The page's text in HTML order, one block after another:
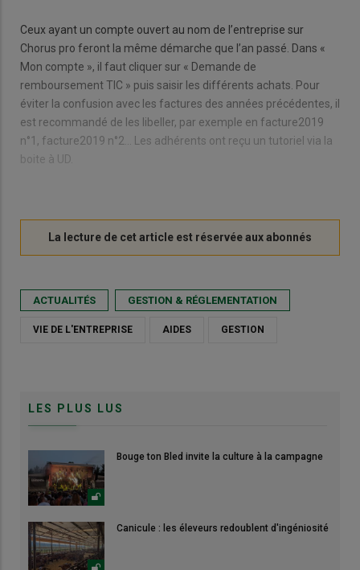
Ceux ayant un compte ouvert au nom de l’entreprise sur
Chorus pro feront la même démarche que l’an passé. Dans «
Mon compte », il faut cliquer sur « Demande de
remboursement TIC » puis saisir les différents achats. Pour
éviter la confusion avec les factures des années précédentes, il
est recommandé de les libeller, par exemple en facture2019
n°1, facture2019 n°2… Les adhérents ont reçu un tutoriel via la
boite à UD.
ACTUALITÉS GESTION & RÉGLEMENTATION
VIE DE L'ENTREPRISE AIDES GESTION
LES PLUS LUS
Bouge ton Bled invite la culture à la campagne
Canicule : les éleveurs redoublent d'ingéniosité